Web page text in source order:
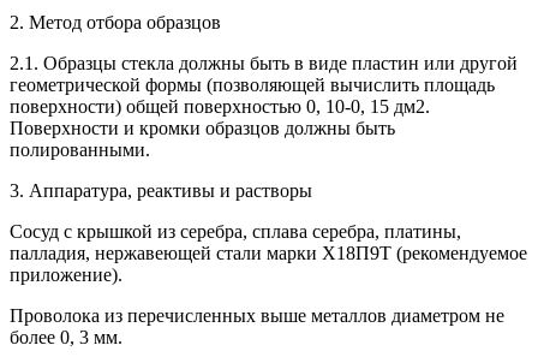
2. Метод отбора образцов
2.1. Образцы стекла должны быть в виде пластин или другой
геометрической формы (позволяющей вычислить площадь
поверхности) общей поверхностью 0, 10-0, 15 дм2.
Поверхности и кромки образцов должны быть
полированными.
3. Аппаратура, реактивы и растворы
Сосуд с крышкой из серебра, сплава серебра, платины,
палладия, нержавеющей стали марки Х18П9Т (рекомендуемое
приложение).
Проволока из перечисленных выше металлов диаметром не
более 0, 3 мм.